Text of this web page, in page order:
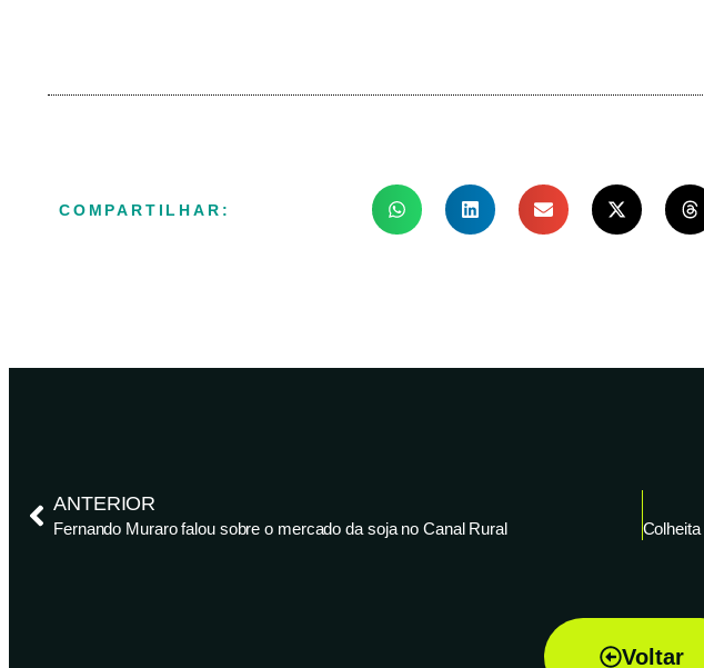
COMPARTILHAR:
ANTERIOR
Fernando Muraro falou sobre o mercado da soja no Canal Rural
Voltar